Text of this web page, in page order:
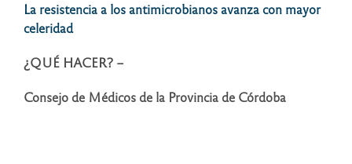
La resistencia a los antimicrobianos avanza con mayor
celeridad
¿QUÉ HACER? –
Consejo de Médicos de la Provincia de Córdoba